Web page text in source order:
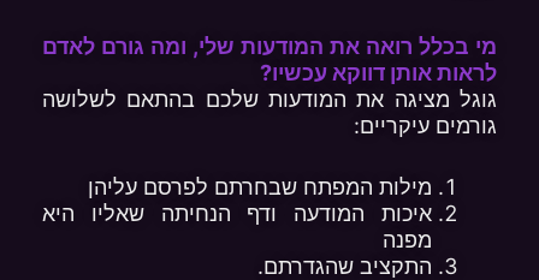
מי בכלל רואה את המודעות שלי, ומה גורם לאדם
לראות אותן דווקא עכשיו?
גוגל מציגה את המודעות שלכם בהתאם לשלושה
גורמים עיקריים:
מילות המפתח שבחרתם לפרסם עליהן
איכות המודעה ודף הנחיתה שאליו היא
מפנה
התקציב שהגדרתם.